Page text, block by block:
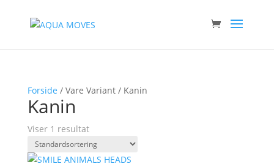
Forside / Vare Variant / Kanin
Kanin
Viser 1 resultat